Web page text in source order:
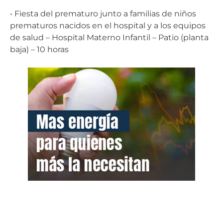
• Fiesta del prematuro junto a familias de niños
prematuros nacidos en el hospital y a los equipos
de salud – Hospital Materno Infantil – Patio (planta
baja) – 10 horas